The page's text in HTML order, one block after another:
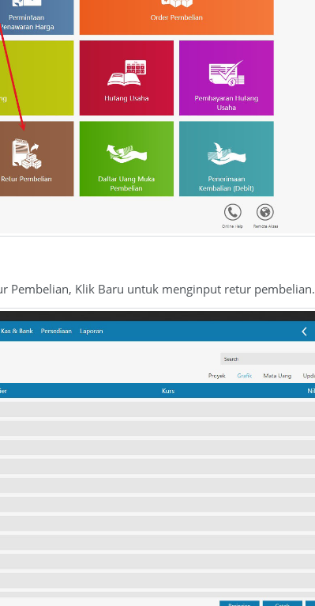
Pembelian, Klik Baru untuk menginput retur pembelian.